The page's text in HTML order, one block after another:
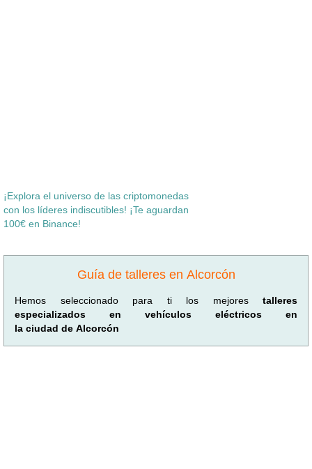
¡Explora el universo de las criptomonedas
con los líderes indiscutibles! ¡Te aguardan
100€ en Binance!
Guía de talleres en Alcorcón
Hemos seleccionado para ti los mejores talleres
especializados en vehículos eléctricos en
la ciudad de Alcorcón